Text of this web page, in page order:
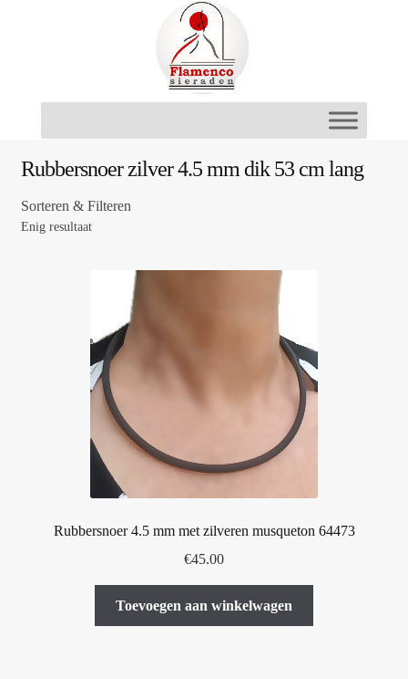
Rubbersnoer zilver 4.5 mm dik 53 cm lang
Sorteren & Filteren
Enig resultaat
Rubbersnoer 4.5 mm met zilveren musqueton 64473
€45.00
Toevoegen aan winkelwagen